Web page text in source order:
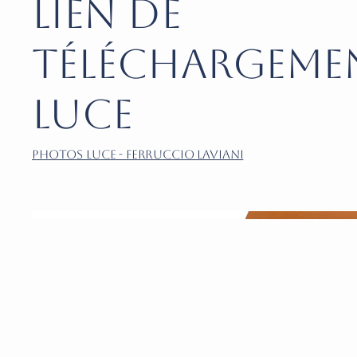
Lien de
LUCE
Photos LUCE - Ferruccio Laviani